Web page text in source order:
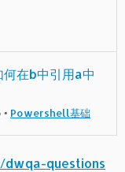
在b中引用a中
• Powershell基础
questions